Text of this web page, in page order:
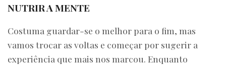
NUTRIR A MENTE
Costuma guardar-se o melhor para o fim, mas
vamos trocar as voltas e começar por sugerir a
experiência que mais nos marcou. Enquanto